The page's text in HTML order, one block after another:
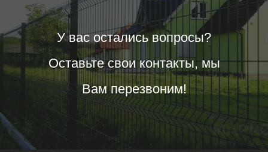
У вас остались вопросы?
Оставьте свои контакты, мы
Вам перезвоним!